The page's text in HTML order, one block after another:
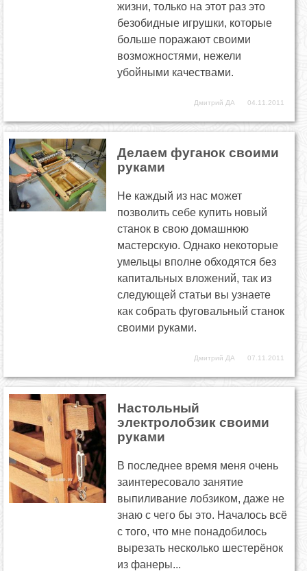
жизни, только на этот раз это
безобидные игрушки, которые
больше поражают своими
возможностями, нежели
убойными качествами.
Дмитрий ДА 04.11.2011
Делаем фуганок своими
руками
Не каждый из нас может
позволить себе купить новый
станок в свою домашнюю
мастерскую. Однако некоторые
умельцы вполне обходятся без
капитальных вложений, так из
следующей статьи вы узнаете
как собрать фуговальный станок
своими руками.
Дмитрий ДА 07.11.2011
Настольный
электролобзик своими
руками
В последнее время меня очень
заинтересовало занятие
выпиливание лобзиком, даже не
знаю с чего бы это. Началось всё
с того, что мне понадобилось
вырезать несколько шестерёнок
из фанеры...